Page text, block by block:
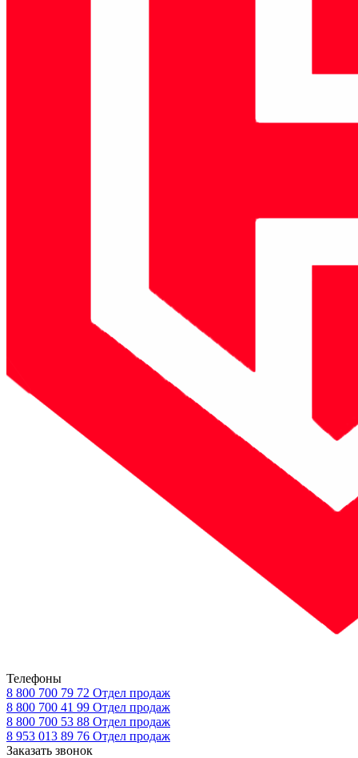
Телефоны
8 800 700 79 72 Отдел продаж
8 800 700 41 99 Отдел продаж
8 800 700 53 88 Отдел продаж
8 953 013 89 76 Отдел продаж
Заказать звонок